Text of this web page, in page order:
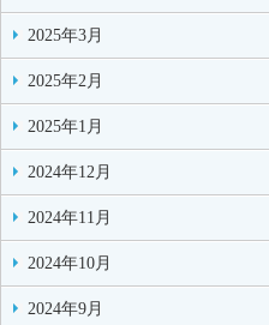
2025年3月
2025年2月
2025年1月
2024年12月
2024年11月
2024年10月
2024年9月